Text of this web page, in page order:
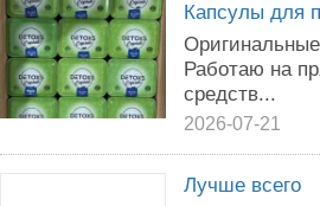
Капсулы для
Работаю на
средств...
2026-07-21
Лучше всего